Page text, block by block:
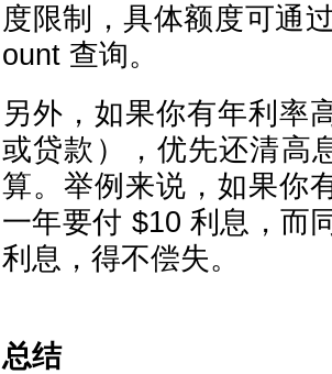
度限制，具体额度可通
ount 查询。
另外，如果你有年利率
或贷款），优先还清高
算。举例来说，如果你
一年要付 $10 利息，而
利息，得不偿失。
总结